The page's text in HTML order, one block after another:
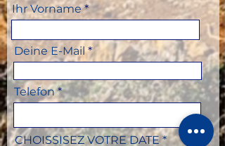
Ihr Vorname
Deine E-Mail
Telefon
CHOISSISEZ VOTRE DATE